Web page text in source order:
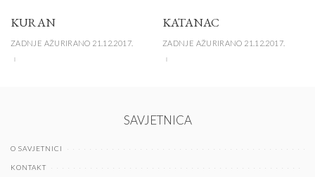
KURAN
ZADNJE AŽURIRANO 21.12.2017.
KATANAC
ZADNJE AŽURIRANO 21.12.2017.
SAVJETNICA
O SAVJETNICI
KONTAKT